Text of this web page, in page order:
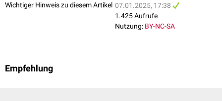
Wichtiger Hinweis zu diesem Artikel 07.01.2025, 17:38
1.425 Aufrufe
Nutzung: BY-NC-SA
Empfehlung